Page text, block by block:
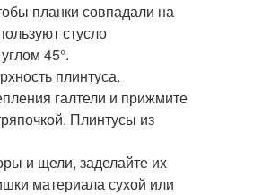
планки совпадали на
стусло
45°.
плинтуса.
галтели и прижмите
Плинтусы из
и щели, заделайте их
материала сухой или